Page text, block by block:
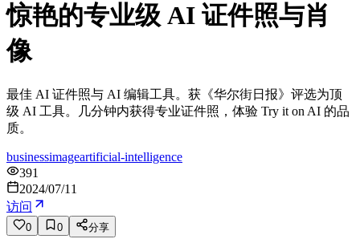
惊艳的专业级 AI 证件照与肖
像
最佳 AI 证件照与 AI 编辑工具。获《华尔街日报》评选为顶
级 AI 工具。几分钟内获得专业证件照，体验 Try it on AI 的品
质。
businessimageartificial-intelligence
391
2024/07/11
访问
0 0 分享